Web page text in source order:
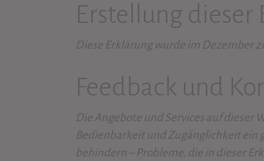
Erstellung
Diese Erklärung wurde im Dezember
Feedback und
Die Angebote und Services auf dieser
Bedienbarkeit und Zugänglichkeit ein
behindern – Probleme, die in dieser